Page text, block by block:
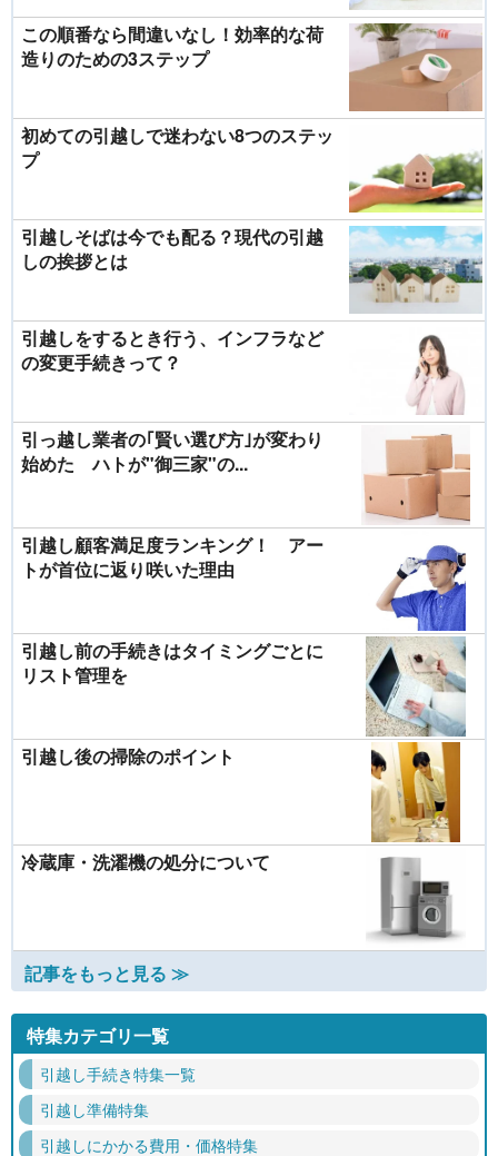
この順番なら間違いなし！効率的な荷
造りのための3ステップ
初めての引越しで迷わない8つのステッ
プ
引越しそばは今でも配る？現代の引越
しの挨拶とは
引越しをするとき行う、インフラなど
の変更手続きって？
引っ越し業者の｢賢い選び方｣が変わり
始めた ハトが"御三家"の...
引越し顧客満足度ランキング！ アー
トが首位に返り咲いた理由
引越し前の手続きはタイミングごとに
リスト管理を
引越し後の掃除のポイント
冷蔵庫・洗濯機の処分について
記事をもっと見る ≫
特集カテゴリ一覧
引越し手続き特集一覧
引越し準備特集
引越しにかかる費用・価格特集